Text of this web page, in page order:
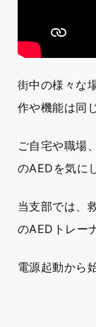
街中の様々な
作や機能は同
ご自宅や職場
のAED を気に
当支部では、
のAED トレー
電源起動から